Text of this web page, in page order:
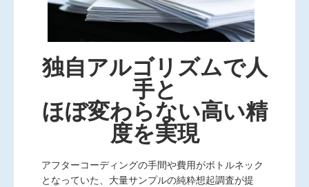
独自アルゴリズムで人
手と
ほぼ変わらない高い精
度を実現
アフターコーディングの手間や費用がボトルネック
となっていた、大量サンプルの純粋想起調査が提